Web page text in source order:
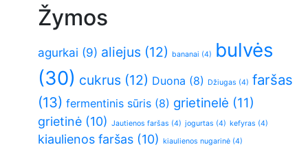
Žymos
agurkai (9) aliejus (12) bananai (4)
bulvės
(30) cukrus (12) Duona (8) Džiugas (4) faršas
(13) fermentinis sūris (8) grietinelė (11)
grietinė (10) Jautienos faršas (4) jogurtas (4) kefyras (4)
kiaulienos faršas (10) kiaulienos nugarinė (4)